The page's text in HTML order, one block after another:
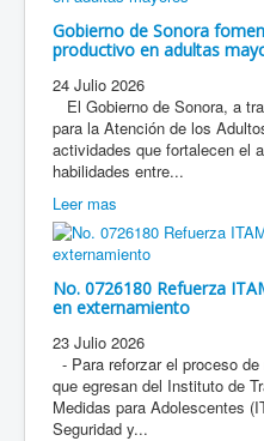
Gobierno de Sonora
productivo en adultas
24 Julio 2026
El Gobierno de Sonora, a
para la Atención de los
actividades que fortalecen el
habilidades entre...
Leer mas
No. 0726180 Refuerza
en externamiento
23 Julio 2026
- Para reforzar el proceso
que egresan del Instituto de
Medidas para Adolescentes
Seguridad y...